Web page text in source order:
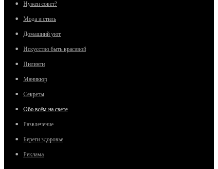
Нужен совет?
Мода и стиль
Домашний уют
Искусство быть красивой
Пилинги
Маникюр
Секреты
Обо всём на свете
Развлечение
Береги здоровье
Реклама